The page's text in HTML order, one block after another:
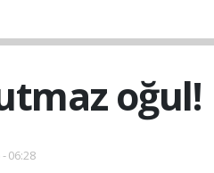
oğul!
06:28